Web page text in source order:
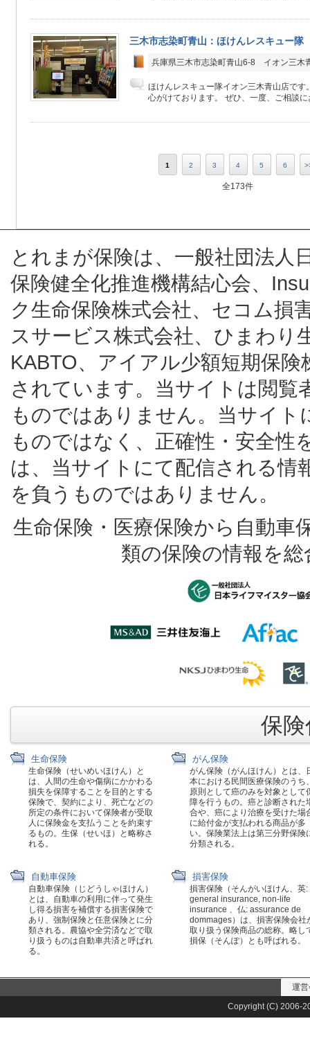
三木市志染町青山：ほけんレスキュー
兵庫県三木市志染町青山6-8 イオン三
ほけんレスキュー隊イオン三木青山店です
心がけております。 ぜひ、一度、ご相談に
1 2 3 4 5 6
全173件
とれまが保険は、一般社団法人
保険健全化推進機構結心会、
ク生命保険株式会社、セコム損
スサービス株式会社、ひまわり
KABTO、アイアル少額短期保
されています。当サイトは閲覧
ものではありません。当サイ
ものではなく、正確性・安全性
は、当サイトにて配信される情
を負うものではありません。
生命保険・医療保険から自動車
類の保険の情報を
保
生命保険
生命保険（せいめいほけん）と
は、人間の生命や傷病にかかわる
損失を保障することを目的とする
保険で、契約により、死亡などの
所定の条件において保険者が受取
人に保険金を支払うことを約束す
るもの。生保（せいほ）と略称さ
れる。
がん保険
がん保険（がんほけん）とは、
本における民間医療保険のうち
原則として癌のみを対象として
障を行うもの。癌と診断された
合や、癌により治療を受けた場
に給付金が支払われる商品が多
い。保険業法上は第三分野保険
分類される。
自動車保険
自動車保険（じどうしゃほけん）
とは、自動車の利用に伴って発生
し得る損害を補償する損害保険で
あり、強制保険と任意保険とに分
類される。農協や全労済などで取
り扱うものは自動車共済と呼ばれ
る。
損害保険
損害保険（そんがいほけん、英:
general insurance, non-life
insurance 、仏: assurance de
dommages）は、損害保険会社
取り扱う保険商品の総称。略し
損保（そんぽ）とも呼ばれる。
運
Copyright (C) 2006-